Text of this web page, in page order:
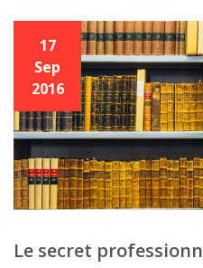
17
Sep
2016
Le secret